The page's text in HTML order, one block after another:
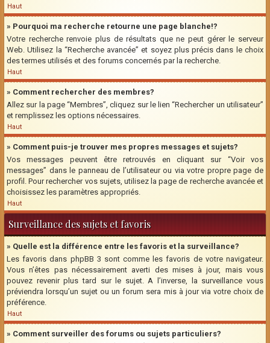
Haut
» Pourquoi ma recherche retourne une page blanche!?
Votre recherche renvoie plus de résultats que ne peut gérer le serveur
Web. Utilisez la “Recherche avancée” et soyez plus précis dans le choix
des termes utilisés et des forums concernés par la recherche.
Haut
» Comment rechercher des membres?
Allez sur la page “Membres”, cliquez sur le lien “Rechercher un utilisateur”
et remplissez les options nécessaires.
Haut
» Comment puis-je trouver mes propres messages et sujets?
Vos messages peuvent être retrouvés en cliquant sur “Voir vos
messages” dans le panneau de l’utilisateur ou via votre propre page de
profil. Pour rechercher vos sujets, utilisez la page de recherche avancée et
choisissez les paramètres appropriés.
Haut
Surveillance des sujets et favoris
» Quelle est la différence entre les favoris et la surveillance?
Les favoris dans phpBB 3 sont comme les favoris de votre navigateur.
Vous n’êtes pas nécessairement averti des mises à jour, mais vous
pouvez revenir plus tard sur le sujet. A l’inverse, la surveillance vous
préviendra lorsqu’un sujet ou un forum sera mis à jour via votre choix de
préférence.
Haut
» Comment surveiller des forums ou sujets particuliers?